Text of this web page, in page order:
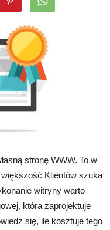
stronę WWW. To w
Klientów szuka
witryny warto
która zaprojektuje
się, ile kosztuje tego